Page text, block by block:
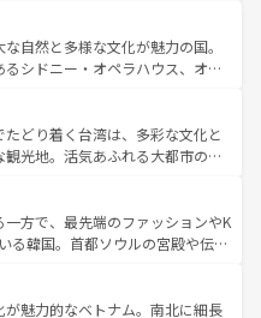
、音楽と美食が融合した独特の
リカの各地域で異なる魅力を楽
豊かな歴史を感じることができ
新着のアメリカ
参照してほしい。
、定番の観光地といえばオアフ
るならマウイ島やカウアイ島が
ーンに輝く海をはじめ、豊かな
る人々を迎えてくれるハワイの
ードやハワイアンミュージッ
ど、すべてがハワイの魅力を彩
のハワイ情報
してほしい。
自然と多様な文化が魅力の国。
シドニー・オペラハウス、オー
そびえるウルル（エアーズロッ
原生林やケアンズの熱帯雨林な
また、カフェやワイン、オージ
実しており、サーフィンやダイ
アウトドア好きにはたまらな
な魅力を存分に味わいつくそ
どり着く台湾は、多彩な文化と
光地。活気あふれる大都市の台
ある台湾東部など、都市の喧騒
おり、訪れる人に新しい発見と
また、奥深い台湾の食文化も魅
ツなど、バラエティ豊かな料理
、新着の台湾情報は コンテンツ一覧を参
方で、最先端のファッションやK
る韓国。首都ソウルの宮殿や伝統
季折々の自然美を楽しむことが
焼肉、絶品のストリートフード
魅力的なベトナム。南北に細長